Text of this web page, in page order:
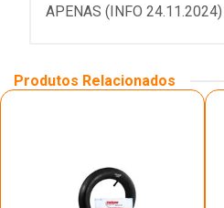
APENAS (INFO 24.11.2024)
Produtos Relacionados